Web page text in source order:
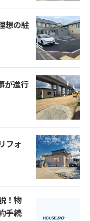
想の駐
が進行
フォ
！物
手続